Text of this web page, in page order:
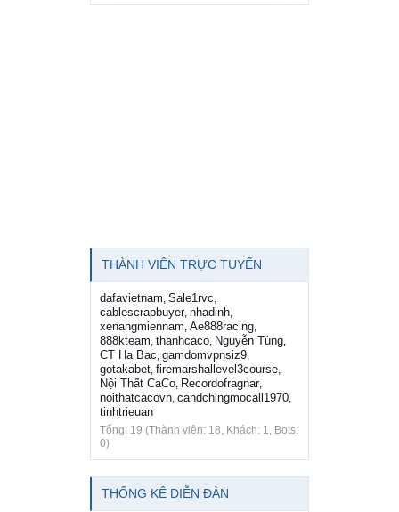
THÀNH VIÊN TRỰC TUYẾN
dafavietnam, Sale1rvc,
cablescrapbuyer, nhadinh,
xenangmiennam, Ae888racing,
888kteam, thanhcaco, Nguyễn Tùng,
CT Ha Bac, gamdomvpnsiz9,
gotakabet, firemarshallevel3course,
Nội Thất CaCo, Recordofragnar,
noithatcacovn, candchingmocall1970,
tinhtrieuan
Tổng: 19 (Thành viên: 18, Khách: 1, Bots:
0)
THỐNG KÊ DIỄN ĐÀN